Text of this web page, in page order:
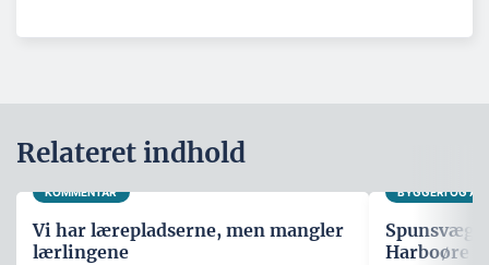
Relateret indhold
KOMMENTAR
Vi har lærepladserne, men mangler
lærlingene
BYGGERI OG
Spunsvæg
Harboøre